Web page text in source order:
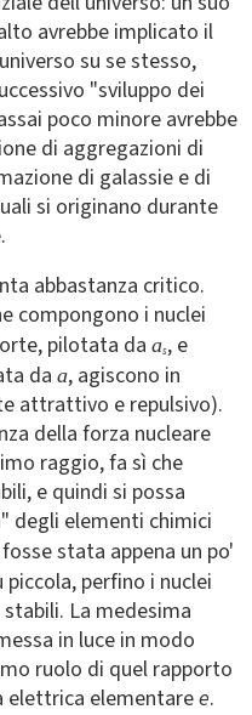
avrebbe implicato il
su se stesso,
"sviluppo dei
poco minore avrebbe
di aggregazioni di
di galassie e di
si originano durante
abbastanza critico.
compongono i nuclei
pilotata da as, e
da a, agiscono in
attrattivo e repulsivo).
della forza nucleare
raggio, fa sì che
e quindi si possa
degli elementi chimici
fosse stata appena un po'
piccola, perfino i nuclei
La medesima
in luce in modo
ruolo di quel rapporto
elettrica elementaree.